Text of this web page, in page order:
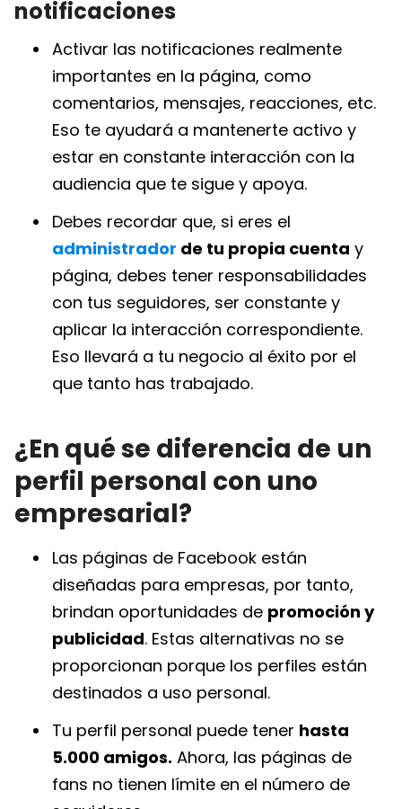
notificaciones
Activar las notificaciones realmente
importantes en la página, como
comentarios, mensajes, reacciones, etc.
Eso te ayudará a mantenerte activo y
estar en constante interacción con la
audiencia que te sigue y apoya.
Debes recordar que, si eres el
administrador de tu propia cuenta y
página, debes tener responsabilidades
con tus seguidores, ser constante y
aplicar la interacción correspondiente.
Eso llevará a tu negocio al éxito por el
que tanto has trabajado.
¿En qué se diferencia de un
perfil personal con uno
empresarial?
Las páginas de Facebook están
diseñadas para empresas, por tanto,
brindan oportunidades de promoción y
publicidad. Estas alternativas no se
proporcionan porque los perfiles están
destinados a uso personal.
Tu perfil personal puede tener hasta
5.000 amigos. Ahora, las páginas de
fans no tienen límite en el número de